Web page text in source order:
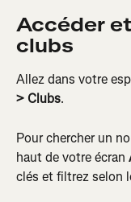
Accéder
clubs
Allez dans votre
> Clubs.
Pour chercher un
haut de votre écran
clés et filtrez selon